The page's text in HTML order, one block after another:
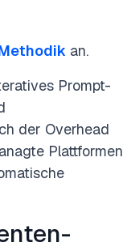
an.
Prompt-
der Overhead
Plattformen